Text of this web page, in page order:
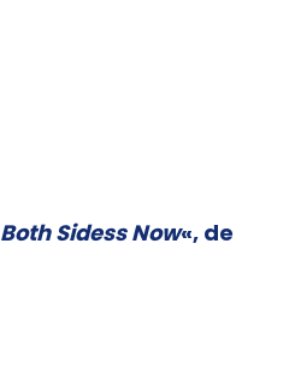
Both Sidess Now«, de